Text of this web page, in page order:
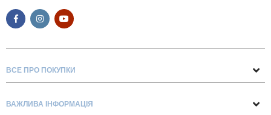
ВСЕ ПРО ПОКУПКИ
Про нас
ВАЖЛИВА ІНФОРМАЦІЯ